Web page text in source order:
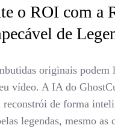
o ROI com a
de
originais
vídeo. A IA do
reconstrói de forma
legendas, mesmo as